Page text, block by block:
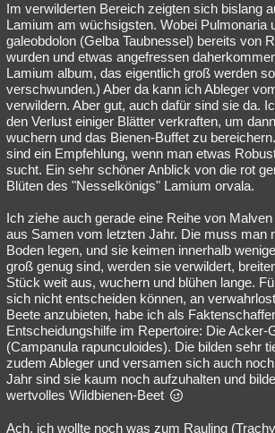
Im verwilderten Bereich zeigten sich bislang
Lamium am wüchsigsten. Wobei Pulmonaria
galeobdolon (Gelba Taubnessel) bereits von
wurden und etwas angefressen
Lamium album, das eigentlich groß werden
verschwunden.) Aber da kann ich Ableger
verwildern. Aber gut, auch dafür sind sie da.
den Verlust einiger Blätter verkraften, um
wuchern und das Bienen-Buffet zu
sind ein Empfehlung, wenn man etwas
sucht. Ein sehr schöner Anblick von die rot
Blüten des "Nesselkönigs" Lamium orvala.
Ich ziehe auch gerade eine Reihe von
aus Samen vom letzten Jahr. Die muss man
Boden legen, und sie keimen innerhalb
groß genug sind, werden sie verwildert,
Stück weit aus, wuchern und blühen lange.
sich nicht entscheiden können, an
Beete anzubieten, habe ich als
Entscheidungshilfe im Repertoire: Die Acker-
(Campanula rapunculoides). Die bilden sehr
zudem Ableger und versamen sich auch
Jahr sind sie kaum noch aufzuhalten und
wertvolles Wildbienen-Beet
Ach, ich wollte noch was zum Rauling